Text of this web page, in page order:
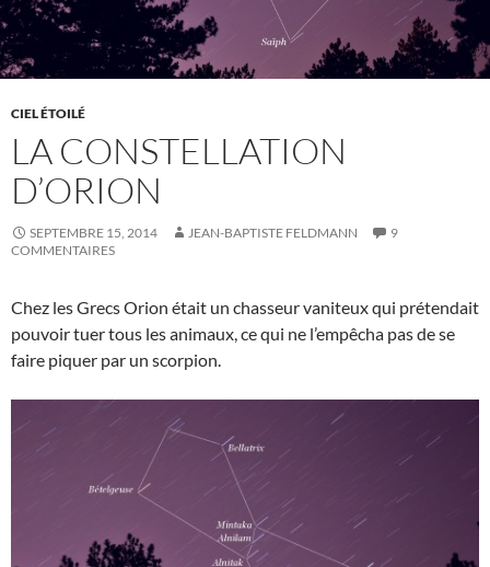
CIEL ÉTOILÉ
LA CONSTELLATION
D’ORION
SEPTEMBRE 15, 2014 JEAN-BAPTISTE FELDMANN
9
COMMENTAIRES
Chez les Grecs Orion était un chasseur vaniteux qui prétendait
pouvoir tuer tous les animaux, ce qui ne l’empêcha pas de se
faire piquer par un scorpion.